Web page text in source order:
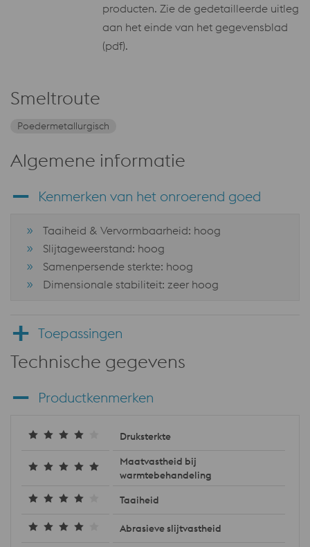
producten. Zie de gedetailleerde uitleg
aan het einde van het gegevensblad
(pdf).
Smeltroute
Poedermetallurgisch
Algemene informatie
Kenmerken van het onroerend goed
Taaiheid & Vervormbaarheid: hoog
Slijtageweerstand: hoog
Samenpersende sterkte: hoog
Dimensionale stabiliteit: zeer hoog
Toepassingen
Technische gegevens
Productkenmerken
Druksterkte
Maatvastheid bij
warmtebehandeling
Taaiheid
Abrasieve slijtvastheid